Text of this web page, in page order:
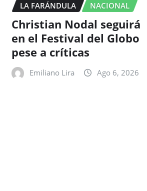
LA FARÁNDULA
NACIONAL
Christian Nodal seguirá
en el Festival del Globo
pese a críticas
Emiliano Lira Ago 6, 2026